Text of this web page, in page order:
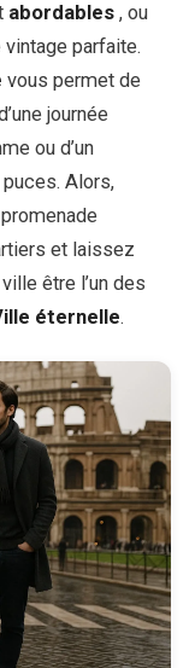
abordables , ou
vintage parfaite.
vous permet de
journée
ou d’un
Alors,
et laissez
être l’un des
éternelle.